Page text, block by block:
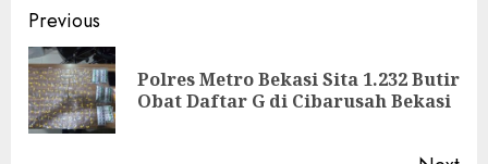
Continue
Reading
Previous
Polres Metro Bekasi Sita 1.232 Butir
Obat Daftar G di Cibarusah Bekasi